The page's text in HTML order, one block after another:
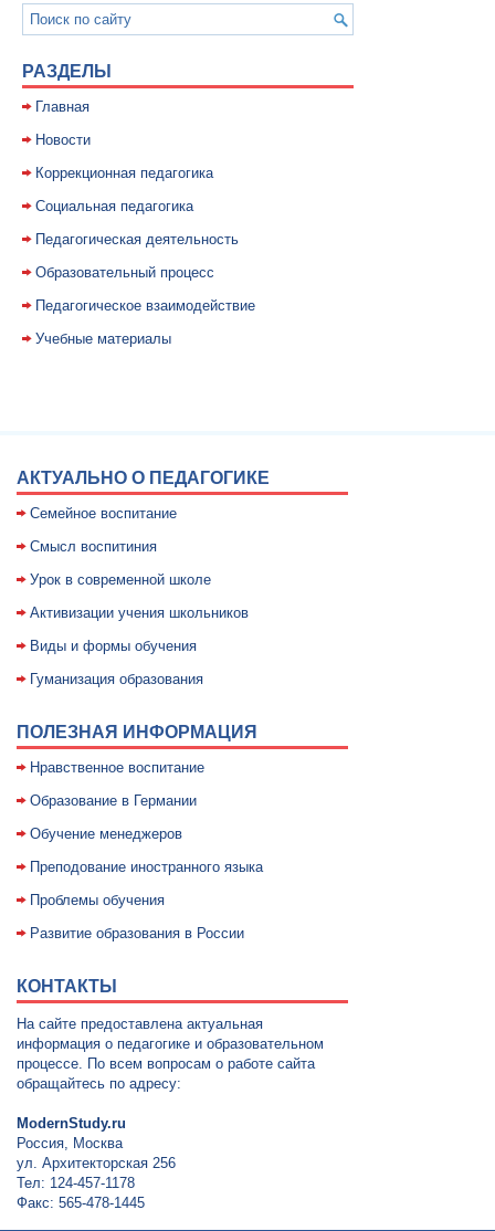
РАЗДЕЛЫ
Главная
Новости
Коррекционная педагогика
Социальная педагогика
Педагогическая деятельность
Образовательный процесс
Педагогическое взаимодействие
Учебные материалы
АКТУАЛЬНО О ПЕДАГОГИКЕ
Семейное воспитание
Смысл воспитиния
Уpок в совpеменной школе
Активизации учения школьников
Виды и формы обучения
Гуманизация образования
ПОЛЕЗНАЯ ИНФОРМАЦИЯ
Нравственное воспитание
Образование в Германии
Обучение менеджеров
Преподование иностранного языка
Проблемы обучения
Развитие образования в России
КОНТАКТЫ
На сайте предоставлена актуальная
информация о педагогике и образовательном
процессе. По всем вопросам о работе сайта
обращайтесь по адресу:
ModernStudy.ru
Россия, Москва
ул. Архитекторская 256
Тел: 124-457-1178
Факс: 565-478-1445